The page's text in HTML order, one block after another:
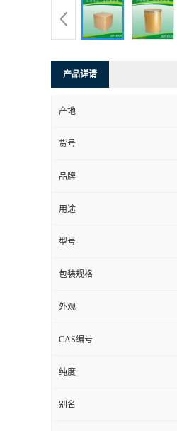
产品详请
产地
货号
品牌
用途
型号
包装规格
外观
CAS编号
纯度
别名